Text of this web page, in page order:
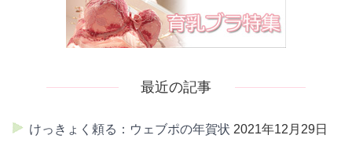
最近の記事
けっきょく頼る：ウェブポの年賀状 2021年12月29日